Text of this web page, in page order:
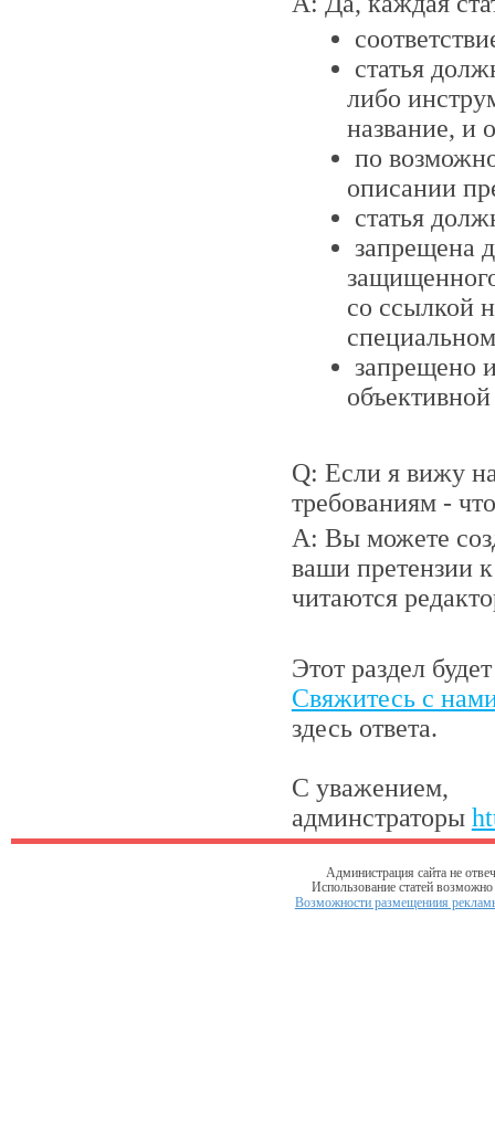
статья
либо
название, и
по
описании
статья
запрещена
со ссылкой
запрещено
Q: Если я вижу
требованиям -
A: Вы можете
ваши претензии
читаются
Этот раздел
Свяжитесь с
здесь ответа.
С уважением,
админстраторы
Администрация сайта не
Использование статей
Возможности размещениия